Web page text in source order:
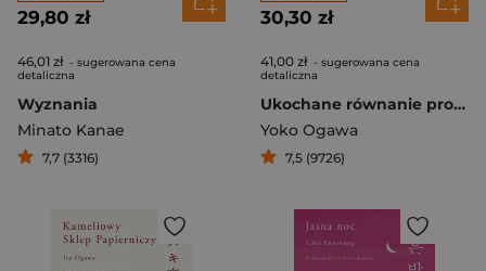
29,80 zł
46,01 zł - sugerowana cena
detaliczna
Wyznania
Minato Kanae
7,7 (3316)
30,30 zł
41,00 zł - sugerowana cena
detaliczna
Ukochane równanie profesora
Yoko Ogawa
7,5 (9726)